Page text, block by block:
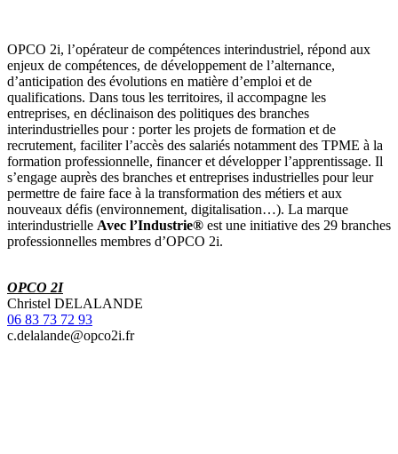
OPCO 2i, l’opérateur de compétences interindustriel, répond aux
enjeux de compétences, de développement de l’alternance,
d’anticipation des évolutions en matière d’emploi et de
qualifications. Dans tous les territoires, il accompagne les
entreprises, en déclinaison des politiques des branches
interindustrielles pour : porter les projets de formation et de
recrutement, faciliter l’accès des salariés notamment des TPME à la
formation professionnelle, financer et développer l’apprentissage. Il
s’engage auprès des branches et entreprises industrielles pour leur
permettre de faire face à la transformation des métiers et aux
nouveaux défis (environnement, digitalisation…). La marque
interindustrielle Avec l’Industrie® est une initiative des 29 branches
professionnelles membres d’OPCO 2i.
OPCO 2I
Christel DELALANDE
06 83 73 72 93
c.delalande@opco2i.fr